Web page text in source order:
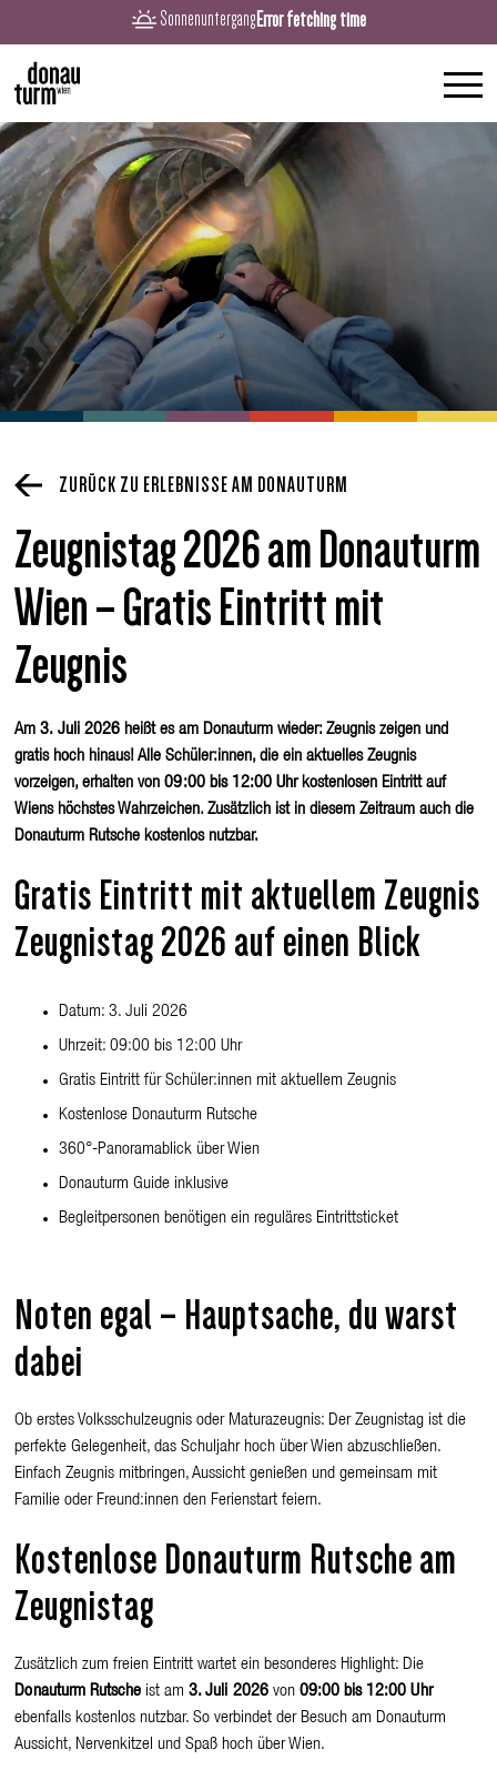
SonnenuntergangError fetching time
ZURÜCK ZU ERLEBNISSE AM DONAUTURM
Zeugnistag 2026 am Donauturm
Wien – Gratis Eintritt mit
Zeugnis
Am3. Juli 2026heißt es am Donauturm wieder: Zeugnis zeigen und
gratis hoch hinaus! Alle Schüler:innen, die ein aktuelles Zeugnis
vorzeigen, erhalten von09:00 bis 12:00 Uhrkostenlosen Eintritt auf
Wiens höchstes Wahrzeichen. Zusätzlich ist in diesem Zeitraum auch die
Donauturm Rutsche kostenlos nutzbar.
Gratis Eintritt mit aktuellem Zeugnis
Zeugnistag 2026 auf einen Blick
Datum: 3. Juli 2026
Uhrzeit: 09:00 bis 12:00 Uhr
Gratis Eintritt für Schüler:innen mit aktuellem Zeugnis
Kostenlose Donauturm Rutsche
360°-Panoramablick über Wien
Donauturm Guide inklusive
Begleitpersonen benötigen ein reguläres Eintrittsticket
Noten egal – Hauptsache, du warst
dabei
Ob erstes Volksschulzeugnis oder Maturazeugnis: Der Zeugnistag ist die
perfekte Gelegenheit, das Schuljahr hoch über Wien abzuschließen.
Einfach Zeugnis mitbringen, Aussicht genießen und gemeinsam mit
Familie oder Freund:innen den Ferienstart feiern.
Kostenlose Donauturm Rutsche am
Zeugnistag
Zusätzlich zum freien Eintritt wartet ein besonderes Highlight: Die
Donauturm Rutsche ist am3. Juli 2026von 09:00 bis 12:00 Uhr
ebenfalls kostenlos nutzbar. So verbindet der Besuch am Donauturm
Aussicht, Nervenkitzel und Spaß hoch über Wien.